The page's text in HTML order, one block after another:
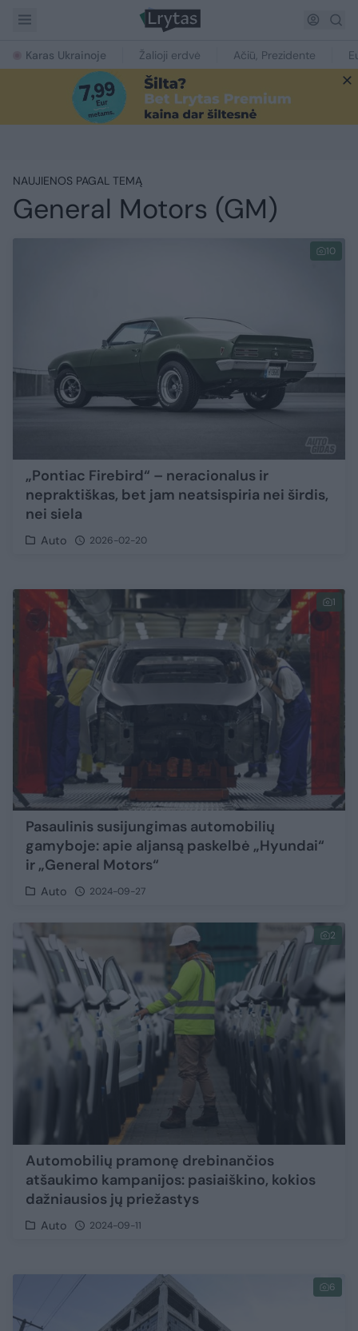
Karas Ukrainoje Žalioji erdvė Ačiū, Prezidente
NAUJIENOS PAGAL TEMĄ
General Motors (GM)
10
„Pontiac Firebird“ – neracionalus ir
nepraktiškas, bet jam neatsispiria nei širdis,
nei siela
Auto 2026-02-20
1
Pasaulinis susijungimas automobilių
gamyboje: apie aljansą paskelbė „Hyundai“
ir „General Motors“
Auto 2024-09-27
2
Automobilių pramonę drebinančios
atšaukimo kampanijos: pasiaiškino, kokios
dažniausios jų priežastys
Auto 2024-09-11
6